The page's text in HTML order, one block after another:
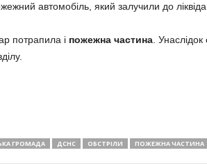
автомобіль, який залучили до
потрапила і пожежна частина. Унаслідок
ГРОМАДА ДСНС ОБСТРІЛИ ПОЖЕЖНА ЧАСТИНА